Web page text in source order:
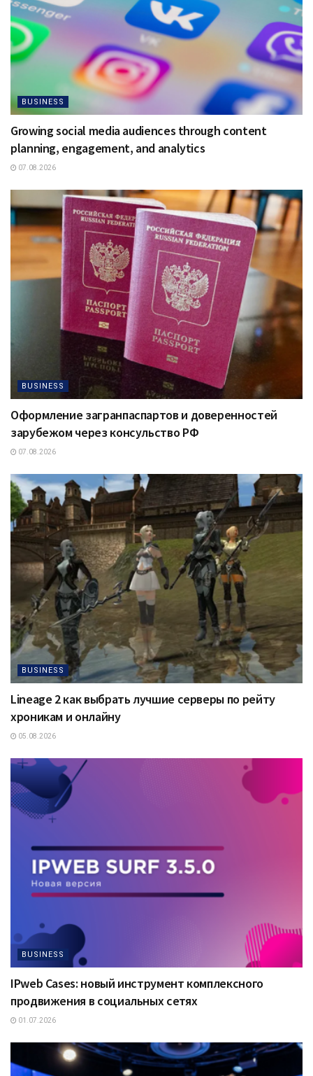
BUSINESS
Growing social media audiences through content
planning, engagement, and analytics
07.08.2026
BUSINESS
Оформление загранпаспартов и доверенностей
зарубежом через консульство РФ
07.08.2026
BUSINESS
Lineage 2 как выбрать лучшие серверы по рейту
хроникам и онлайну
05.08.2026
BUSINESS
IPweb Cases: новый инструмент комплексного
продвижения в социальных сетях
01.07.2026